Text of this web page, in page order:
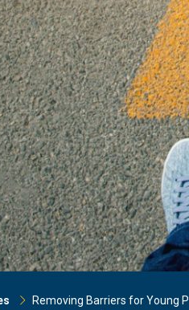
Removing Barriers for Young